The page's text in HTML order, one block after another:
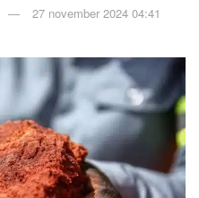
27 november 2024 04:41